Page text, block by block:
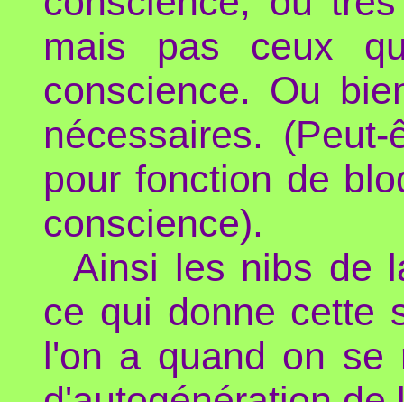
mais pas ceux
conscience. Ou
nécessaires.
pour fonction de
conscience).
Ainsi les nibs de
ce qui donne cette
l'on a quand on se